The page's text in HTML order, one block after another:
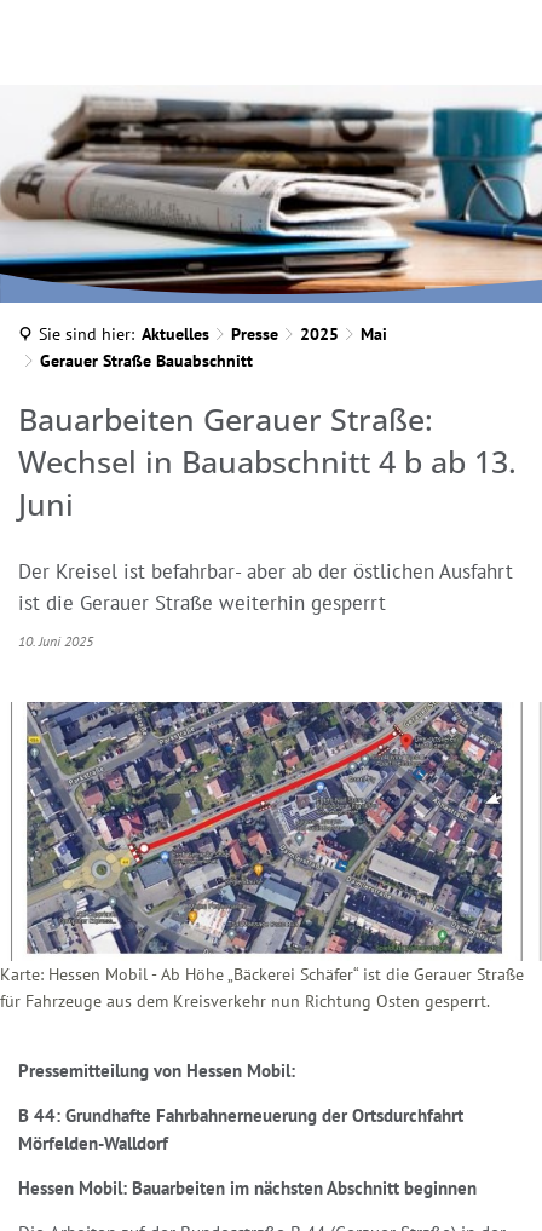
INA MARTELLA, © IM
Sie sind hier: Aktuelles Presse 2025
Mai
Gerauer Straße Bauabschnitt
Bauarbeiten Gerauer Straße:
Wechsel in Bauabschnitt 4 b ab 13.
Juni
Der Kreisel ist befahrbar- aber ab der östlichen Ausfahrt
ist die Gerauer Straße weiterhin gesperrt
10. Juni 2025
Karte: Hessen Mobil - Ab Höhe „Bäckerei Schäfer“ ist die Gerauer Straße
für Fahrzeuge aus dem Kreisverkehr nun Richtung Osten gesperrt.
Pressemitteilung von Hessen Mobil:
B 44: Grundhafte Fahrbahnerneuerung der Ortsdurchfahrt
Mörfelden-Walldorf
Hessen Mobil: Bauarbeiten im nächsten Abschnitt beginnen